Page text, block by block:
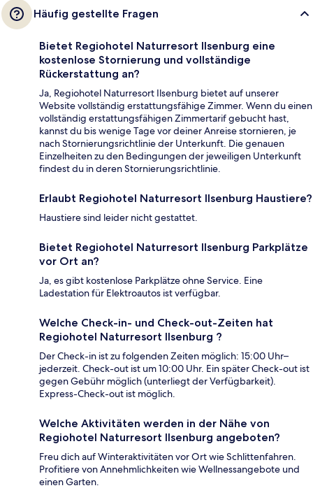
Häufig gestellte Fragen
Bietet Regiohotel Naturresort Ilsenburg eine
kostenlose Stornierung und vollständige
Rückerstattung an?
Ja, Regiohotel Naturresort Ilsenburg bietet auf unserer
Website vollständig erstattungsfähige Zimmer. Wenn du einen
vollständig erstattungsfähigen Zimmertarif gebucht hast,
kannst du bis wenige Tage vor deiner Anreise stornieren, je
nach Stornierungsrichtlinie der Unterkunft. Die genauen
Einzelheiten zu den Bedingungen der jeweiligen Unterkunft
findest du in deren Stornierungsrichtlinie.
Erlaubt Regiohotel Naturresort Ilsenburg Haustiere?
Haustiere sind leider nicht gestattet.
Bietet Regiohotel Naturresort Ilsenburg Parkplätze
vor Ort an?
Ja, es gibt kostenlose Parkplätze ohne Service. Eine
Ladestation für Elektroautos ist verfügbar.
Welche Check-in- und Check-out-Zeiten hat
Regiohotel Naturresort Ilsenburg ?
Der Check-in ist zu folgenden Zeiten möglich: 15:00 Uhr–
jederzeit. Check-out ist um 10:00 Uhr. Ein später Check-out ist
gegen Gebühr möglich (unterliegt der Verfügbarkeit).
Express-Check-out ist möglich.
Welche Aktivitäten werden in der Nähe von
Regiohotel Naturresort Ilsenburg angeboten?
Freu dich auf Winteraktivitäten vor Ort wie Schlittenfahren.
Profitiere von Annehmlichkeiten wie Wellnessangebote und
einen Garten.